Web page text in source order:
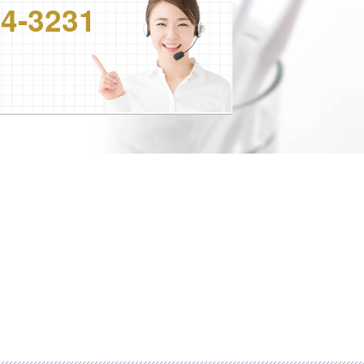
3231